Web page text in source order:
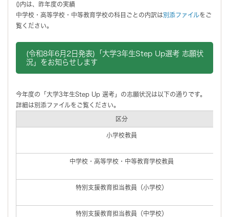
()内は、昨年度の実績
中学校・高等学校・中等教育学校の科目ごとの内訳は別添ファイルをご
覧ください。
(令和8年6月2日発表)「大学3年生Step Up選考 志願状
況」をお知らせします
今年度の「大学3年生Step Up 選考」の志願状況は以下の通りです。
詳細は別添ファイルをご覧ください。
区分
小学校教員
中学校・高等学校・中等教育学校教員
特別支援教育担当教員（小学校）
特別支援教育担当教員（中学校）